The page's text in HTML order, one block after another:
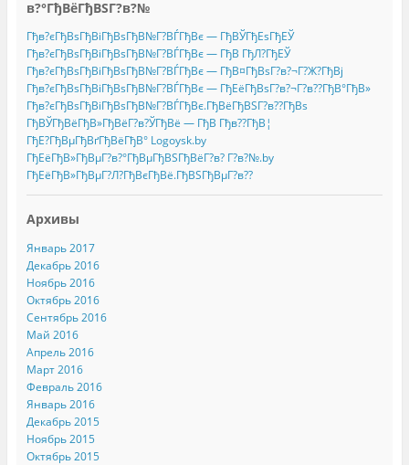
в?°ГђВёГђВЅГ?в?№
Гђв?єГђВѕГђВіГђВѕГђВ№Г?ВЃГђВє — ГђВЎГђЕѕГђЕЎ
Гђв?єГђВѕГђВіГђВѕГђВ№Г?ВЃГђВє — ГђВ ГђЛ?ГђЕЎ
Гђв?єГђВѕГђВіГђВѕГђВ№Г?ВЃГђВє — ГђВ¤ГђВѕГ?в?¬Г?Ж?ГђВј
Гђв?єГђВѕГђВіГђВѕГђВ№Г?ВЃГђВє — ГђЕёГђВѕГ?в?¬Г?в??ГђВ°ГђВ»
Гђв?єГђВѕГђВіГђВѕГђВ№Г?ВЃГђВє.ГђВёГђВЅГ?в??ГђВѕ
ГђВЎГђВёГђВ»ГђВёГ?в?ЎГђВё — ГђВ Гђв??ГђВ¦
ГђЕ?ГђВµГђВґГђВёГђВ° Logoysk.by
ГђЕёГђВ»ГђВµГ?в?°ГђВµГђВЅГђВёГ?в? Г?в?№.by
ГђЕёГђВ»ГђВµГ?Л?ГђВєГђВё.ГђВЅГђВµГ?в??
Архивы
Январь 2017
Декабрь 2016
Ноябрь 2016
Октябрь 2016
Сентябрь 2016
Май 2016
Апрель 2016
Март 2016
Февраль 2016
Январь 2016
Декабрь 2015
Ноябрь 2015
Октябрь 2015